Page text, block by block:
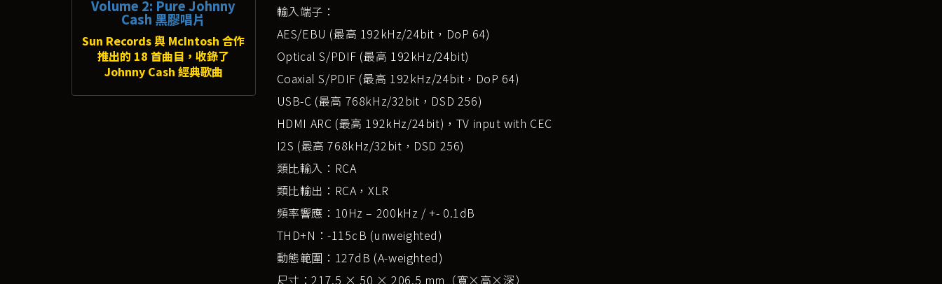
Volume 2: Pure Johnny
Cash 黑膠唱片
Sun Records 與 McIntosh 合作
推出的 18 首曲目，收錄了
Johnny Cash 經典歌曲
輸入端子：
AES/EBU (最高 192kHz/24bit，DoP 64)
Optical S/PDIF (最高 192kHz/24bit)
Coaxial S/PDIF (最高 192kHz/24bit，DoP 64)
USB-C (最高 768kHz/32bit，DSD 256)
HDMI ARC (最高 192kHz/24bit)，TV input with CEC
I2S (最高 768kHz/32bit，DSD 256)
類比輸入：RCA
類比輸出：RCA，XLR
頻率響應：10Hz – 200kHz / +- 0.1dB
THD+N：-115dB (unweighted)
動態範圍：127dB (A-weighted)
尺寸：217.5 × 50 × 206.5 mm（寬×高×深）